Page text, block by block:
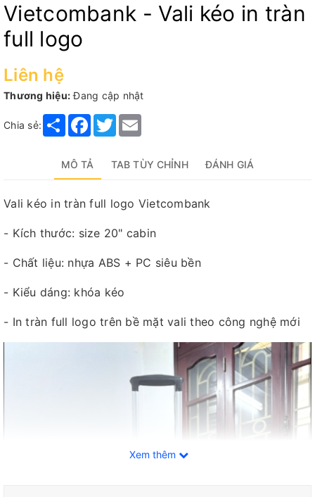
Vietcombank - Vali kéo in tràn
full logo
Liên hệ
Thương hiệu: Đang cập nhật
Chia sẻ: Share Facebook
Twitter
MÔ TẢ TAB TÙY CHỈNH ĐÁNH GIÁ
Vali kéo in tràn full logo Vietcombank
- Kích thước: size 20" cabin
- Chất liệu: nhựa ABS + PC siêu bền
- Kiểu dáng: khóa kéo
- In tràn full logo trên bề mặt vali theo công nghệ mới
Xem thêm